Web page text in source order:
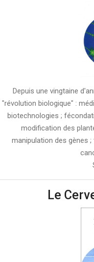
Depuis une vingtaine
"révolution biologique" :
biotechnologies ;
modification des
manipulation des gènes
Le